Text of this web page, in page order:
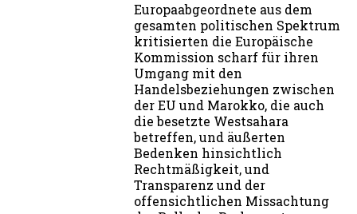
Europaabgeordnete aus dem
gesamten politischen Spektrum
kritisierten die Europäische
Kommission scharf für ihren
Umgang mit den
Handelsbeziehungen zwischen
der EU und Marokko, die auch
die besetzte Westsahara
betreffen, und äußerten
Bedenken hinsichtlich
Rechtmäßigkeit, und
Transparenz und der
offensichtlichen Missachtung